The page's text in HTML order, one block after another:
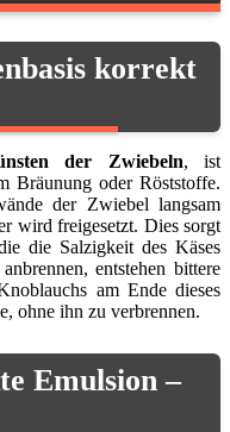
korrekt
der Zwiebeln, ist
Bräunung oder Röststoffe.
der Zwiebel langsam
wird freigesetzt. Dies sorgt
die Salzigkeit des Käses
entstehen bittere
am Ende dieses
ohne ihn zu verbrennen.
Emulsion –